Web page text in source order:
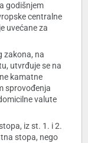
godišnjem
centralne
uvećane za
zakona, na
utvrđuje se na
kamatne
sprovođenja
valute
iz st. 1. i 2.
stopa, nego